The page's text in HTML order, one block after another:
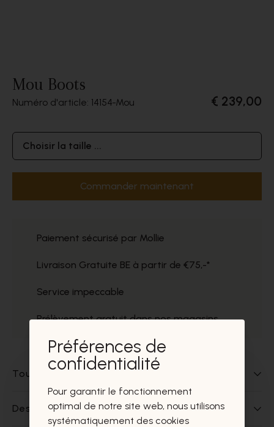
Mou Boots
Numéro d'article: 14154 Mou € 239,00
Choisir la taille ...
Commander maintenant
Paiement sécurisé par Mollie
Livraison Gratuite BE à partir de €75,-*
Service impeccable
Prélèvement gratuit dans nos magasins
Tout sur ce produit
Des questions sur ce produit?
Préférences de
confidentialité
Pour garantir le fonctionnement
optimal de notre site web, nous utilisons
systématiquement des cookies